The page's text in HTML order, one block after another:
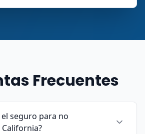
Frecuentes
seguro para no